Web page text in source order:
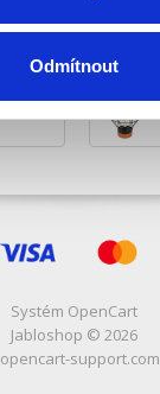
Odmítnout
Systém OpenCart
Jabloshop © 2026
opencart-support.com